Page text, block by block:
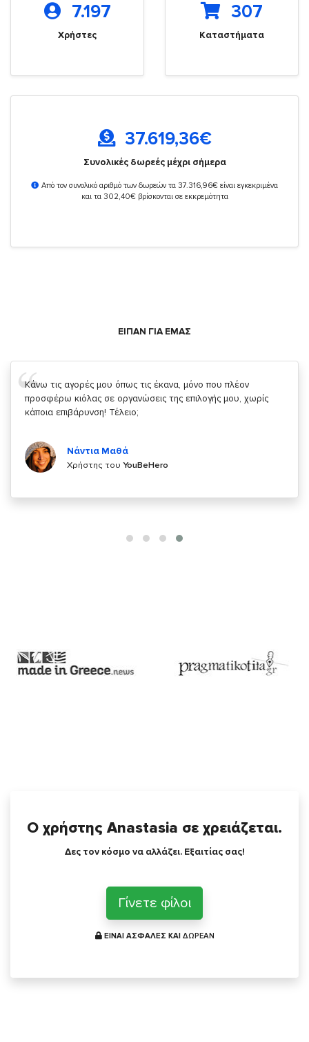
7.197
Χρήστες
307
Καταστήματα
37.619,36€
Συνολικές δωρεές μέχρι σήμερα
Από τον συνολικό αριθμό των δωρεών τα 37.316,96€ είναι εγκεκριμένα
και τα 302,40€ βρίσκονται σε εκκρεμότητα
ΕΙΠΑΝ ΓΙΑ ΕΜΑΣ
Σας ευχαριστώ που μας δίνετε την δυνατότητα να κάνουμε
κάτι!
Χρήστης τουYouBeHero
Ο χρήστης Anastasia σε χρειάζεται.
Δες τον κόσμο να αλλάζει. Εξαιτίας σας!
Γίνετε φίλοι
ΕΙΝΑΙ ΑΣΦΑΛΕΣ ΚΑΙ ΔΩΡΕΑΝ